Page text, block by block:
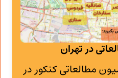
در تهران
پانسیون مطالعاتی کنکور در